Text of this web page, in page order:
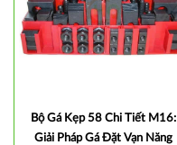
Bộ Gá Kẹp 58 Chi Tiết M16:
Giải Pháp Gá Đặt Vạn Năng